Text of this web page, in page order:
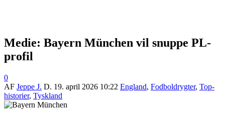
Medie: Bayern München vil snuppe PL-
profil
0
AF Jeppe J. D. 19. april 2026 10:22 England, Fodboldrygter, Top-
historier, Tyskland